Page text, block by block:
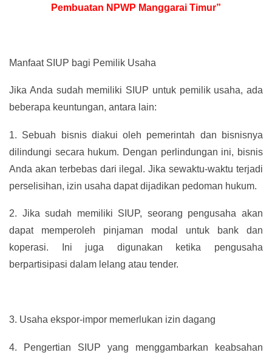
Pembuatan NPWP Manggarai Timur”
Manfaat SIUP bagi Pemilik Usaha
Jika Anda sudah memiliki SIUP untuk pemilik usaha, ada
beberapa keuntungan, antara lain:
1. Sebuah bisnis diakui oleh pemerintah dan bisnisnya
dilindungi secara hukum. Dengan perlindungan ini, bisnis
Anda akan terbebas dari ilegal. Jika sewaktu-waktu terjadi
perselisihan, izin usaha dapat dijadikan pedoman hukum.
2. Jika sudah memiliki SIUP, seorang pengusaha akan
dapat memperoleh pinjaman modal untuk bank dan
koperasi. Ini juga digunakan ketika pengusaha
berpartisipasi dalam lelang atau tender.
3. Usaha ekspor-impor memerlukan izin dagang
4.
Pengertian SIUP yang menggambarkan keabsahan